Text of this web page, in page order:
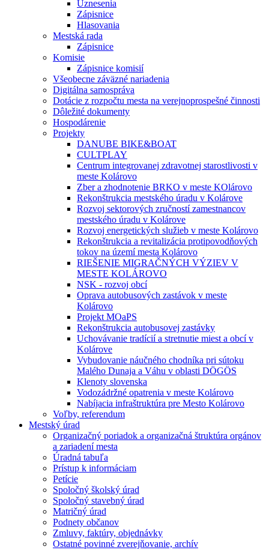
Uznesenia
Zápisnice
Hlasovania
Mestská rada
Zápisnice
Komisie
Zápisnice komisií
Všeobecne záväzné nariadenia
Digitálna samospráva
Dotácie z rozpočtu mesta na verejnoprospešné činnosti
Dôležité dokumenty
Hospodárenie
Projekty
DANUBE BIKE&BOAT
CULTPLAY
Centrum integrovanej zdravotnej starostlivosti v
meste Kolárovo
Zber a zhodnotenie BRKO v meste KOlárovo
Rekonštrukcia mestského úradu v Kolárove
Rozvoj sektorových zručností zamestnancov
mestského úradu v Kolárove
Rozvoj energetických služieb v meste Kolárovo
Rekonštrukcia a revitalizácia protipovodňových
tokov na území mesta Kolárovo
RIEŠENIE MIGRAČNÝCH VÝZIEV V
MESTE KOLÁROVO
NSK - rozvoj obcí
Oprava autobusových zastávok v meste
Kolárovo
Projekt MOaPS
Rekonštrukcia autobusovej zastávky
Uchovávanie tradícií a stretnutie miest a obcí v
Kolárove
Vybudovanie náučného chodníka pri sútoku
Malého Dunaja a Váhu v oblasti DÖGÖS
Klenoty slovenska
Vodozádržné opatrenia v meste Kolárovo
Nabíjacia infraštruktúra pre Mesto Kolárovo
Voľby, referendum
Mestský úrad
Organizačný poriadok a organizačná štruktúra orgánov
a zariadení mesta
Úradná tabuľa
Prístup k informáciam
Petície
Spoločný školský úrad
Spoločný stavebný úrad
Matričný úrad
Podnety občanov
Zmluvy, faktúry, objednávky
Ostatné povinné zverejňovanie, archív